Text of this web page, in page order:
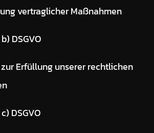
vertraglicher Maßnahmen
DSGVO
Erfüllung unserer rechtlichen
DSGVO